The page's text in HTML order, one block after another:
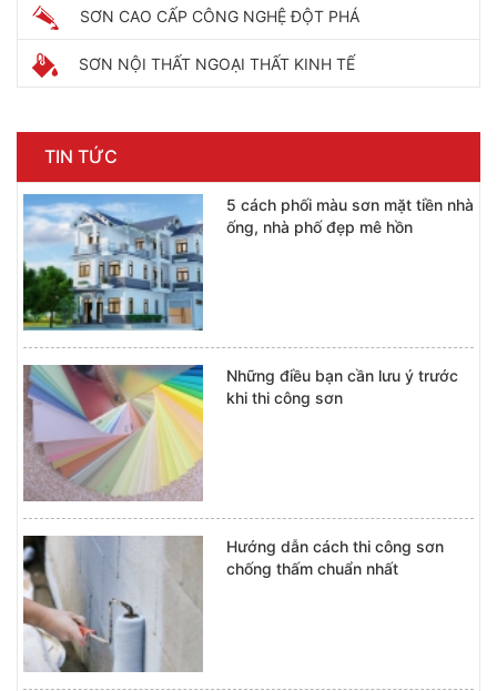
SƠN CAO CẤP CÔNG NGHỆ ĐỘT PHÁ
SƠN NỘI THẤT NGOẠI THẤT KINH TẾ
TIN TỨC
5 cách phối màu sơn mặt tiền nhà
ống, nhà phố đẹp mê hồn
Những điều bạn cần lưu ý trước
khi thi công sơn
Hướng dẫn cách thi công sơn
chống thấm chuẩn nhất